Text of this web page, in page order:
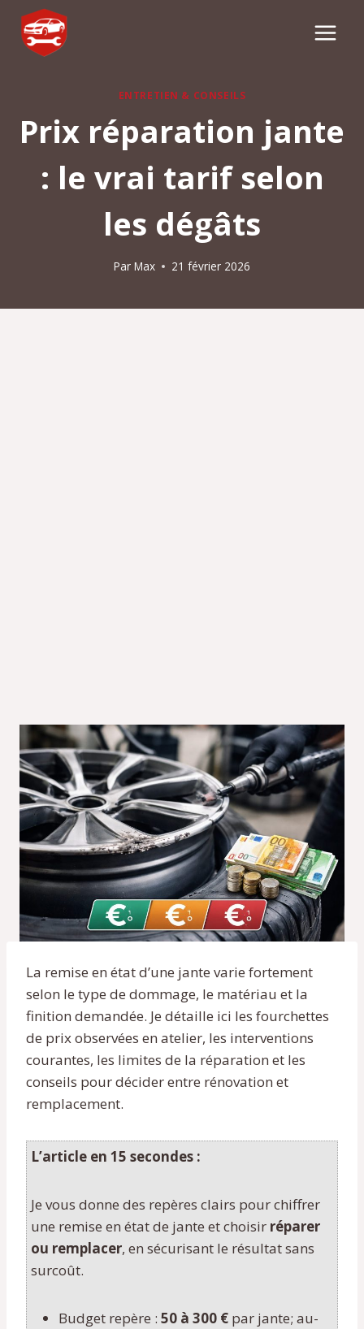
Aller
contenu
ENTRETIEN & CONSEILS
Prix réparation jante
: le vrai tarif selon
les dégâts
Par Max 21 février 2026
La remise en état d’une jante varie fortement
selon le type de dommage, le matériau et la
finition demandée. Je détaille ici les fourchettes
de prix observées en atelier, les interventions
courantes, les limites de la réparation et les
conseils pour décider entre rénovation et
remplacement.
L’article en 15 secondes :
Je vous donne des repères clairs pour chiffrer
une remise en état de jante et choisir réparer
ou remplacer, en sécurisant le résultat sans
surcoût.
Budget repère : 50 à 300 € par jante; au-